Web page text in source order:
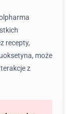
recepty,
może
z